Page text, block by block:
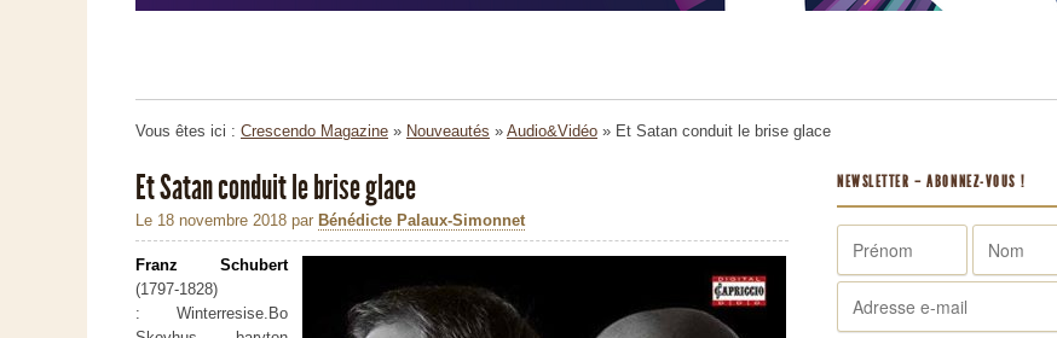
Vous êtes ici : Crescendo Magazine » Nouveautés » Audio&Vidéo » Et Satan conduit le brise glace
Et Satan conduit le brise glace
Le 18 novembre 2018 par Bénédicte Palaux-Simonnet
Franz Schubert
(1797-1828)
: Winterresise. Bo
NEWSLETTER – ABONNEZ-VOUS !